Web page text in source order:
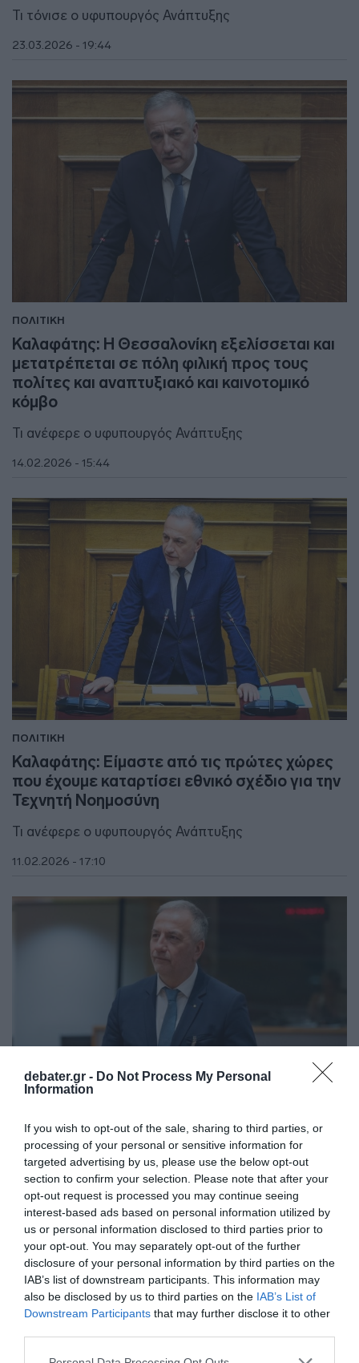
debater.gr - Do Not Process My Personal
Information
If you wish to opt-out of the sale, sharing to third parties, or
processing of your personal or sensitive information for
targeted advertising by us, please use the below opt-out
section to confirm your selection. Please note that after your
opt-out request is processed you may continue seeing
interest-based ads based on personal information utilized by
us or personal information disclosed to third parties prior to
your opt-out. You may separately opt-out of the further
disclosure of your personal information by third parties on the
IAB’s list of downstream participants. This information may
also be disclosed by us to third parties on the IAB’s List of
Downstream Participants that may further disclose it to other
Please note that this website/app uses one or more Google
Τι τόνισε ο υφυπουργός Ανάπτυξης
23.03.2026 - 19:44
ΠΟΛΙΤΙΚΗ
Καλαφάτης: Η Θεσσαλονίκη εξελίσσεται και
μετατρέπεται σε πόλη φιλική προς τους
πολίτες και αναπτυξιακό και καινοτομικό
κόμβο
Τι ανέφερε ο υφυπουργός Ανάπτυξης
14.02.2026 - 15:44
ΠΟΛΙΤΙΚΗ
Καλαφάτης: Είμαστε από τις πρώτες χώρες
που έχουμε καταρτίσει εθνικό σχέδιο για την
Τεχνητή Νοημοσύνη
Τι ανέφερε ο υφυπουργός Ανάπτυξης
11.02.2026 - 17:10
ΠΟΛΙΤΙΚΗ
Καλαφάτης: «Φέρνουμε την τεχνολογία σε
άμεση επαφή με τις ανάγκες των πολιτών»
«Έχουμε καταφέρει να δημιουργήσουμε ένα δυναμικό
οικοσύστημα καινοτομίας»
07.01.2026 - 18:07